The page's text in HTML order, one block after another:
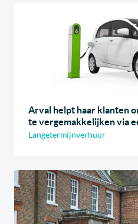
Arval helpt haar klanten
te vergemakkelijken via
Langetermijnverhuur